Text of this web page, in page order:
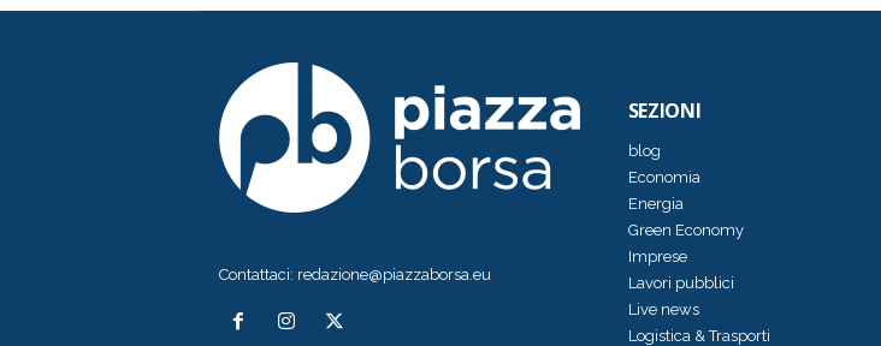
Contattaci: redazione@piazzaborsa.eu
SEZIONI
blog
Economia
Energia
Green Economy
Imprese
Lavori pubblici
Live news
Logistica & Trasporti